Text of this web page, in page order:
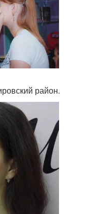
район.